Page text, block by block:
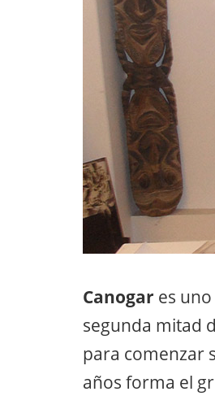
Canogar es
segunda mitad
para comenzar
años forma el